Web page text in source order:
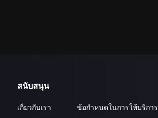
สนับสนุน
เกี่ยวกับเรา
ข้อกำหนดในการให้บริการ